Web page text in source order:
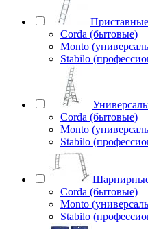
Corda (бытовые)
Monto
Stabilo
Corda (бытовые)
Monto
Stabilo
Corda (бытовые)
Monto
Stabilo